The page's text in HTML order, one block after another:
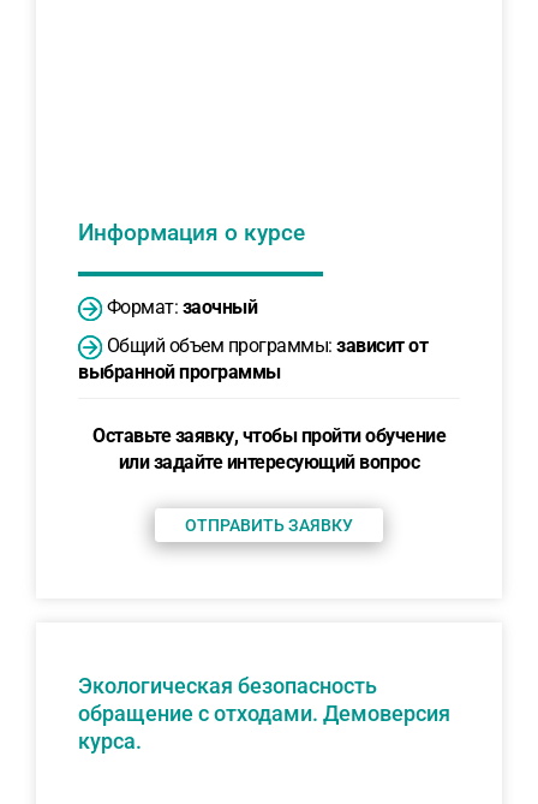
Информация о курсе
Формат: заочный
Общий объем программы: зависит от
выбранной программы
Оставьте заявку, чтобы пройти обучение
или задайте интересующий вопрос
ОТПРАВИТЬ ЗАЯВКУ
Экологическая безопасность
обращение с отходами. Демоверсия
курса.